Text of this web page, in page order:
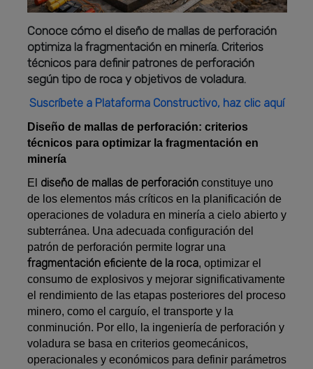
Conoce cómo el diseño de mallas de perforación
optimiza la fragmentación en minería. Criterios
técnicos para definir patrones de perforación
según tipo de roca y objetivos de voladura.
Suscríbete a Plataforma Constructivo, haz clic aquí
Diseño de mallas de perforación: criterios
técnicos para optimizar la fragmentación en
minería
El diseño de mallas de perforación constituye uno
de los elementos más críticos en la planificación de
operaciones de voladura en minería a cielo abierto y
subterránea. Una adecuada configuración del
patrón de perforación permite lograr una
fragmentación eficiente de la roca, optimizar el
consumo de explosivos y mejorar significativamente
el rendimiento de las etapas posteriores del proceso
minero, como el carguío, el transporte y la
conminución. Por ello, la ingeniería de perforación y
voladura se basa en criterios geomecánicos,
operacionales y económicos para definir parámetros